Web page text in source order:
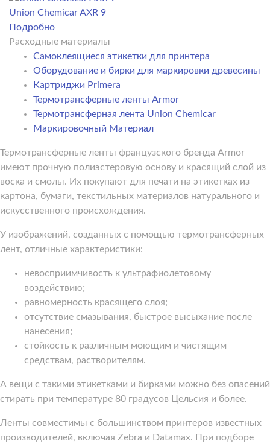
Union Chemicar AXR 9
Подробно
Расходные материалы
Самоклеящиеся этикетки для принтера
Оборудование и бирки для маркировки древесины
Картриджи Primera
Термотрансферные ленты Armor
Термотрансферная лента Union Chemicar
Маркировочный Материал
Термотрансферные ленты французского бренда Armor
имеют прочную полиэстеровую основу и красящий слой из
воска и смолы. Их покупают для печати на этикетках из
картона, бумаги, текстильных материалов натурального и
искусственного происхождения.
У изображений, созданных с помощью термотрансферных
лент, отличные характеристики:
невосприимчивость к ультрафиолетовому
воздействию;
равномерность красящего слоя;
отсутствие смазывания, быстрое высыхание после
нанесения;
стойкость к различным моющим и чистящим
средствам, растворителям.
А вещи с такими этикетками и бирками можно без опасений
стирать при температуре 80 градусов Цельсия и более.
Ленты совместимы с большинством принтеров известных
производителей, включая Zebra и Datamax. При подборе